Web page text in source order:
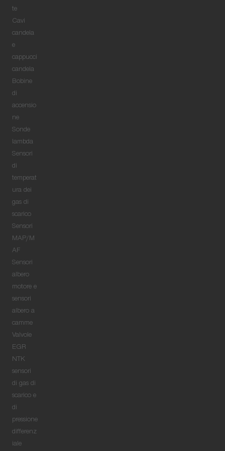
te
Cavi
candela
e
cappucci
candela
Bobine
di
accensio
ne
Sonde
lambda
Sensori
di
temperat
ura dei
gas di
scarico
Sensori
MAP/M
AF
Sensori
albero
motore e
sensori
albero a
camme
Valvole
EGR
NTK
sensori
di gas di
scarico e
di
pressione
differenz
iale